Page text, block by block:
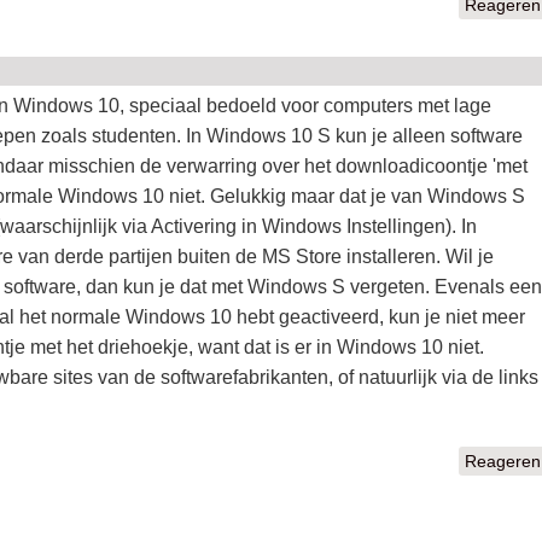
Reageren
Windows 10, speciaal bedoeld voor computers met lage
zoals studenten. In Windows 10 S kun je alleen software
misschien de verwarring over het downloadicoontje 'met
Windows 10 niet. Gelukkig maar dat je van Windows S
via Activering in Windows Instellingen). In
van derde partijen buiten de MS Store installeren. Wil je
dan kun je dat met Windows S vergeten. Evenals een
het normale Windows 10 hebt geactiveerd, kun je niet meer
met het driehoekje, want dat is er in Windows 10 niet.
sites van de softwarefabrikanten, of natuurlijk via de links
Reageren